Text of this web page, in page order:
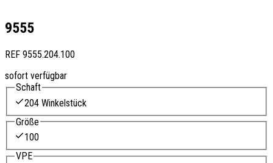
9555
REF 9555.204.100
sofort verfügbar
Schaft
204 Winkelstück
Größe
100
VPE